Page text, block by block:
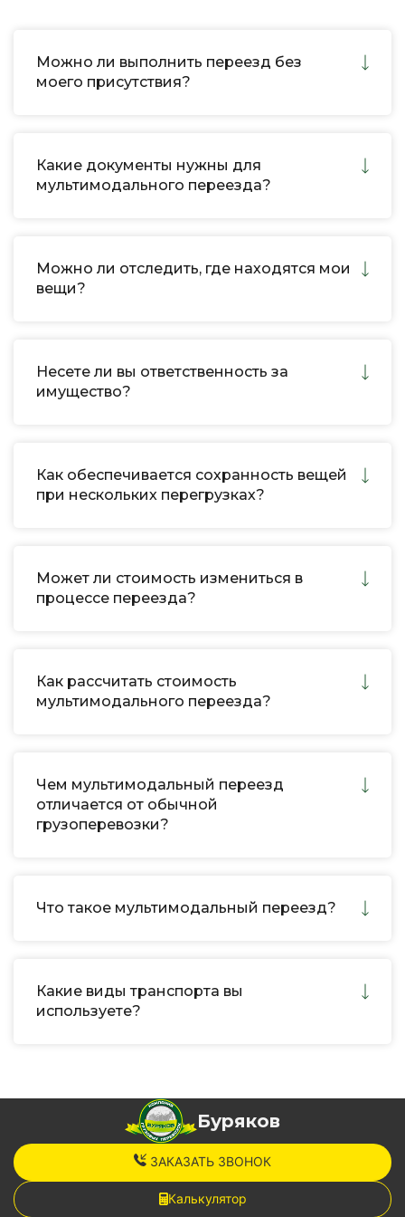
Можно ли выполнить переезд без
моего присутствия?
Какие документы нужны для
мультимодального переезда?
Можно ли отследить, где находятся мои
вещи?
Несете ли вы ответственность за
имущество?
Как обеспечивается сохранность вещей
при нескольких перегрузках?
Может ли стоимость измениться в
процессе переезда?
Как рассчитать стоимость
мультимодального переезда?
Чем мультимодальный переезд
отличается от обычной
грузоперевозки?
Что такое мультимодальный переезд?
Какие виды транспорта вы
используете?
Буряков
ЗАКАЗАТЬ ЗВОНОК
Калькулятор